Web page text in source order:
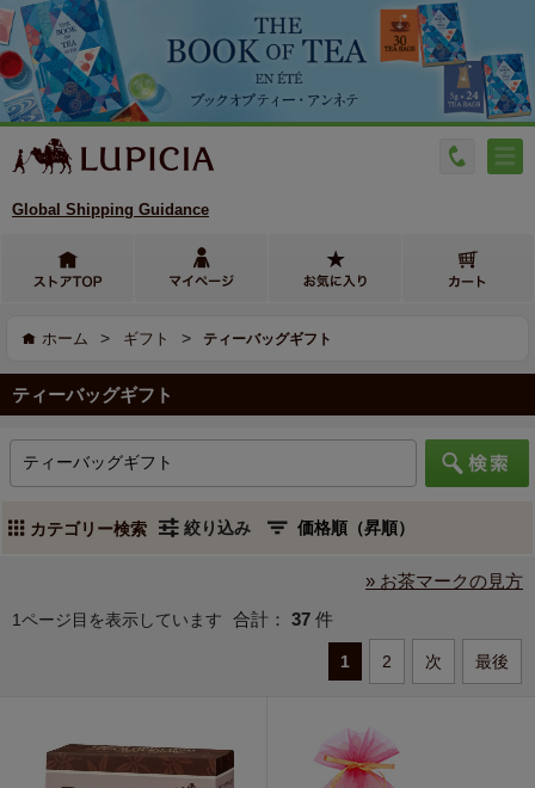
Global Shipping Guidance
ホーム > ギフト > ティーバッグギフト
ティーバッグギフト
カテゴリー検索 絞り込み
» お茶マークの見方
1ページ目を表示しています 合計： 37 件
1 2 次 最後